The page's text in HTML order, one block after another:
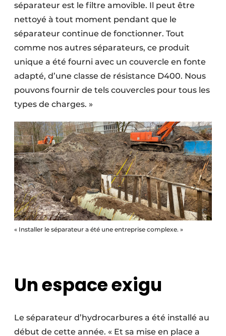
séparateur est le filtre amovible. Il peut être
nettoyé à tout moment pendant que le
séparateur continue de fonctionner. Tout
comme nos autres séparateurs, ce produit
unique a été fourni avec un couvercle en fonte
adapté, d’une classe de résistance D400. Nous
pouvons fournir de tels couvercles pour tous les
types de charges. »
« Installer le séparateur a été une entreprise complexe. »
Un espace exigu
Le séparateur d’hydrocarbures a été installé au
début de cette année. « Et sa mise en place a